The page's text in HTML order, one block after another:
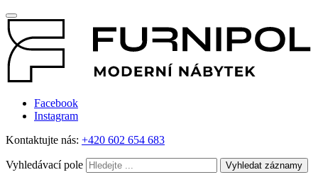
Facebook
Instagram
Kontaktujte nás: +420 602 654 683
Vyhledávací pole Vyhledat záznamy